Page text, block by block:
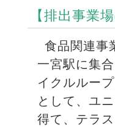
【排出事業
食品関連事
一宮駅に集
イクルルー
として、ユ
得て、テラ